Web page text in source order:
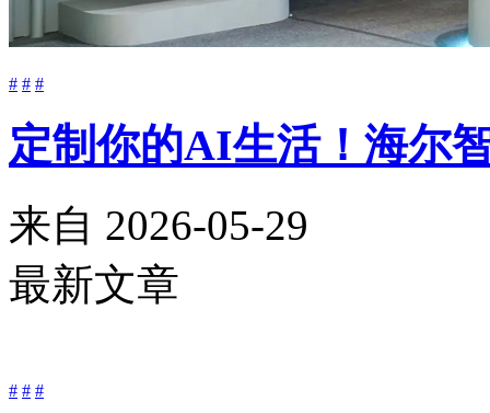
# # #
定制你的AI生活！海尔
来自 2026-05-29
最新文章
# # #